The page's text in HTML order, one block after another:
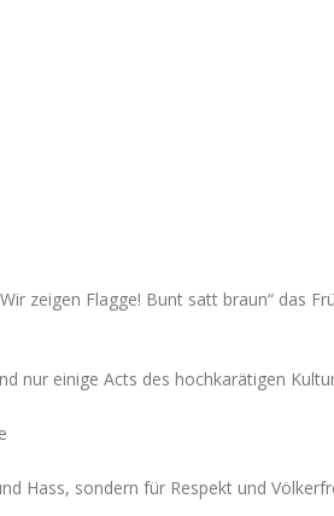
zeigen Flagge! Bunt satt braun“ das
nur einige Acts des hochkarätigen
Hass, sondern für Respekt und